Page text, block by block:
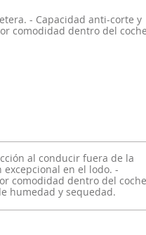
- Capacidad anti-corte y
comodidad dentro del
al conducir fuera de la
en el lodo. -
comodidad dentro del
humedad y sequedad.